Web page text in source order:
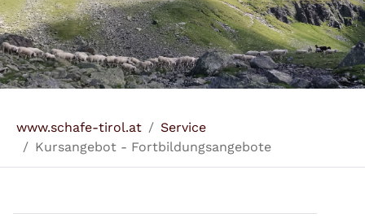
www.schafe-tirol.at
Service
Kursangebot - Fortbildungsangebote